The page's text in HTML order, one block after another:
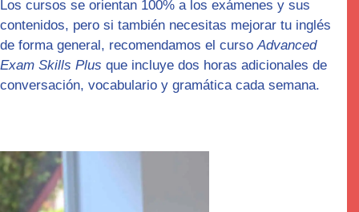
Los cursos se orientan 100% a los exámenes y sus
contenidos, pero si también necesitas mejorar tu inglés
de forma general, recomendamos el cursoAdvanced
Exam Skills Plus que incluye dos horas adicionales de
conversación, vocabulario y gramática cada semana.